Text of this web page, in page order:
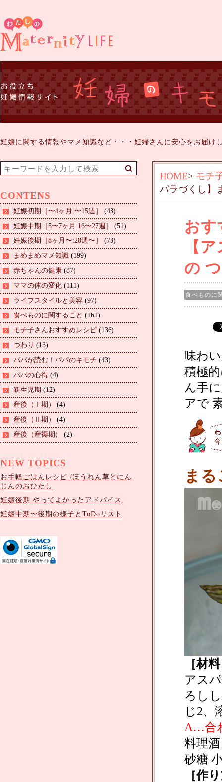
妊娠に関する情報やマメ知識など・・・妊婦さんに安心をお届け
CONTENS
妊娠初期［〜4ヶ月:〜15週］
(43)
妊娠中期［5〜7ヶ月:16〜27週］
(51)
妊娠後期［8ヶ月〜:28週〜］
(73)
まめまめマメ知識 (199)
赤ちゃんの健康 (87)
ママの体の変化 (111)
ライフスタイルと美容 (97)
食べものに関すること (161)
モチ子さんおすすめレシピ (136)
つわり (13)
パパが読む！パパのキモチ (43)
パパの心得 (4)
新生児期 (12)
産後（Ⅰ期）
(4)
産後（Ⅱ期）
(4)
産後（産褥期）
(2)
NEW TOPICS
お手軽ごはんレシピ /ほうれん草とにん
じんのおひたし
妊娠後期 やってよかったアドバイス
妊娠中期〜後期の様子とToDoリスト
HOME> モチ
パラづくし】
おす
【
の
食べものに
味わ
積極
ん手
アで
ま
［材
アス
ろし
じ2、
A…合
料理
砂糖
［作